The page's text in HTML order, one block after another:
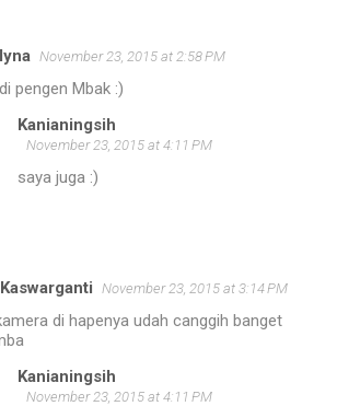
November 23, 2015 at 2:58 PM
pengen Mbak :)
Kanianingsih
November 23, 2015 at 4:11 PM
saya juga :)
November 23, 2015 at 3:14 PM
di hapenya udah canggih banget
Kanianingsih
November 23, 2015 at 4:11 PM